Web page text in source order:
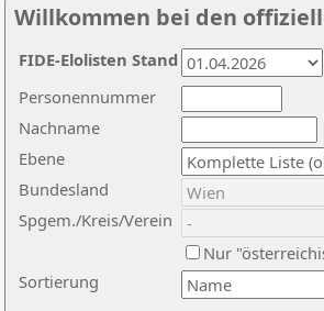
Willkommen bei den
Nachname
Ebene
Sortierung
Personennummer
Bundesland
Spgem./Kreis/Verein
Nur
FIDE-Elolisten Stand